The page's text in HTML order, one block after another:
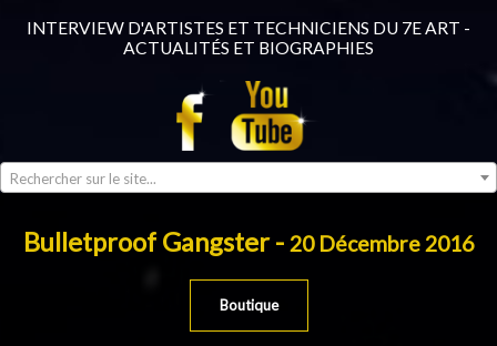
INTERVIEW D'ARTISTES ET TECHNICIENS DU 7E ART -
ACTUALITÉS ET BIOGRAPHIES
Rechercher sur le site...
Bulletproof Gangster - 20 Décembre 2016
Boutique